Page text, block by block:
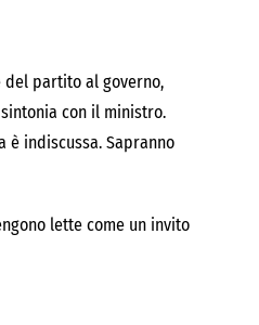
del partito al governo,
con il ministro.
è indiscussa. Sapranno
lette come un invito